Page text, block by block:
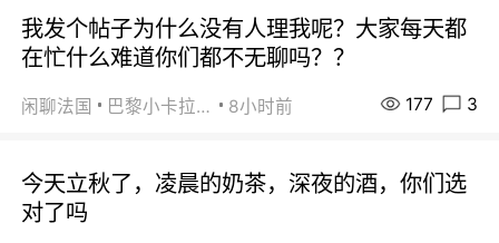
我发个帖子为什么没有人理我呢？大家每天都
在忙什么难道你们都不无聊吗？？
闲聊法国 巴黎小卡拉咪 8小时前 177 3
今天立秋了，凌晨的奶茶，深夜的酒，你们选
对了吗